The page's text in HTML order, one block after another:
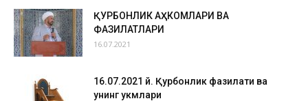
ҚУРБОНЛИК АҲКОМЛАРИ ВА
ФАЗИЛАТЛАРИ
16.07.2021
16.07.2021 й. Қурбонлик фазилати ва
унинг ҳукмлари